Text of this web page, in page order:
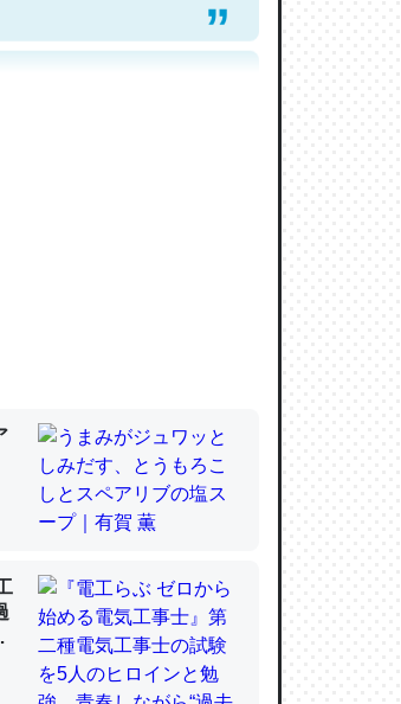
い。小説でいう「ずっと前
。進化すればするほど分かり
か」に関する新仮説